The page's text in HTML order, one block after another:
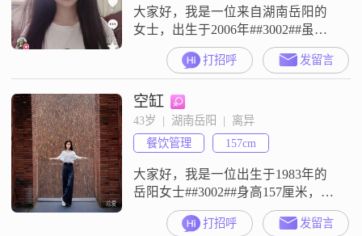
本的生活需求，并且我也懂得如何
理
大家好，我是一位来自湖南岳阳的
女士，出生于2006年##3002##虽然
我的身高只有154cm，但我相信，身
高并不是衡量一个人的全部标准
##3002##我性格温柔体贴，真诚可
靠，总是愿意信任和包容他人
##3002##我相信，真正的感情需要
双向付出和真诚的沟通##3002##在
生活态度上，我追求简单幸福，注
重健康管理，喜
打招呼 发留言
空缸
43岁  |  湖南岳阳  |  离异
餐饮管理
157cm
大家好，我是一位出生于1983年的
岳阳女士##3002##身高157厘米，目
前月收入在3001到5000元之间，拥
有中专学历##3002##我性格善解人
打招呼 发留言